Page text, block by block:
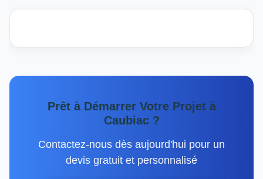
Prêt à Démarrer Votre Projet à
Caubiac ?
Contactez-nous dès aujourd'hui pour un
devis gratuit et personnalisé